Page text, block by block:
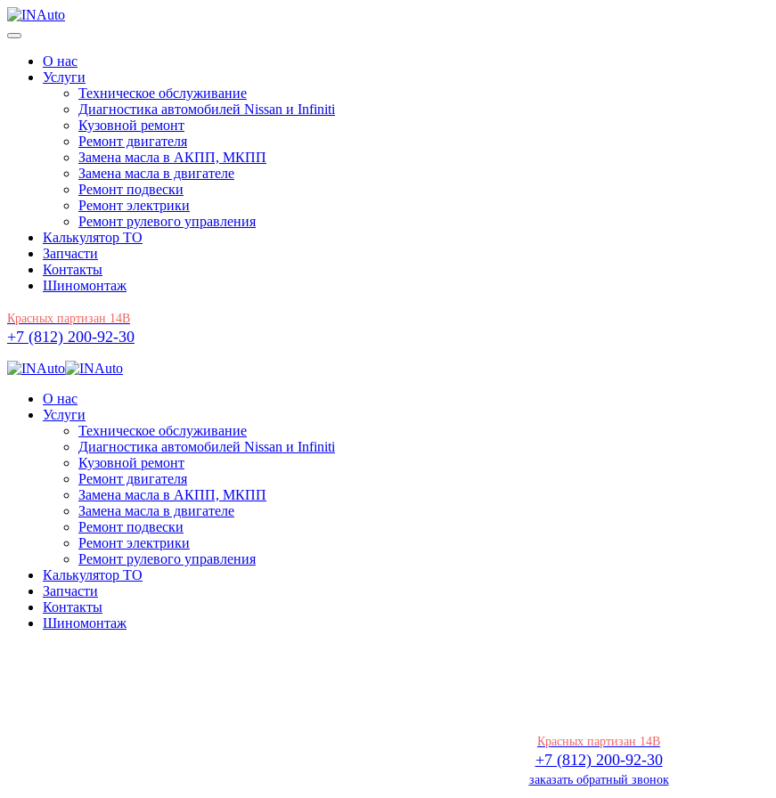
О нас
Услуги
Техническое обслуживание
Диагностика автомобилей Nissan и Infiniti
Кузовной ремонт
Ремонт двигателя
Замена масла в АКПП, МКПП
Замена масла в двигателе
Ремонт подвески
Ремонт электрики
Ремонт рулевого управления
Калькулятор ТО
Запчасти
Контакты
Шиномонтаж
Красных партизан 14В
+7 (812) 200-92-30
О нас
Услуги
Техническое обслуживание
Диагностика автомобилей Nissan и Infiniti
Кузовной ремонт
Ремонт двигателя
Замена масла в АКПП, МКПП
Замена масла в двигателе
Ремонт подвески
Ремонт электрики
Ремонт рулевого управления
Калькулятор ТО
Запчасти
Контакты
Шиномонтаж
Красных партизан 14В
+7 (812) 200-92-30
заказать обратный звонок